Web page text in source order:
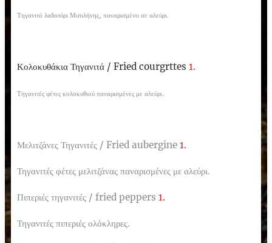
Τηγανιτό λαδοτύρι Μυτιλήνης, παναρισμένο σε αλεύρι.
Κολοκυθάκια Τηγανιτά / Fried courgrttes 1.
Τηγανιτές φέτες κολοκυθιού παναρισμένες με αλεύρι.
Μελιτζάνες Τηγανιτές / Fried aubergine 1.
Τηγανιτές φέτες μελιτζάνας παναρισμένες με αλεύρι.
Πιπεριές τηγανιτές / fried peppers 1.
Τηγανιτές πιπεριές ολόκληρες.